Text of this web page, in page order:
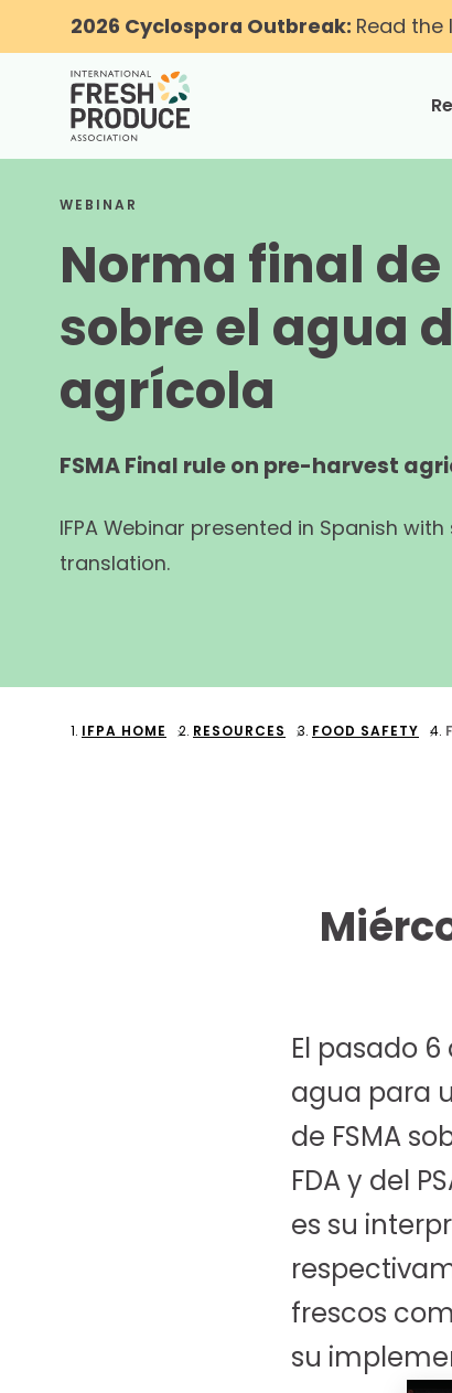
2026 Cyclospora Outbreak: Read the
WEBINAR
Norma final de
sobre el agua
agrícola
FSMA Final rule on pre-harvest
IFPA Webinar presented in Spanish
translation.
IFPA HOME RESOURCES FOOD SAFETY
El pasado
agua para
de FSMA
FDA y del
es su
frescos
su